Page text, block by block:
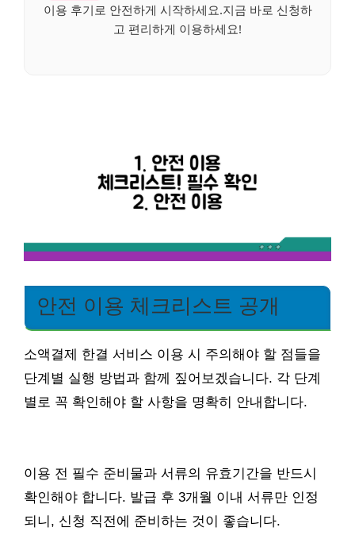
이용 후기로 안전하게 시작하세요.지금 바로 신청하
고 편리하게 이용하세요!
안전 이용 체크리스트 공개
소액결제 한결 서비스 이용 시 주의해야 할 점들을
단계별 실행 방법과 함께 짚어보겠습니다. 각 단계
별로 꼭 확인해야 할 사항을 명확히 안내합니다.
이용 전 필수 준비물과 서류의 유효기간을 반드시
확인해야 합니다. 발급 후 3개월 이내 서류만 인정
되니, 신청 직전에 준비하는 것이 좋습니다.